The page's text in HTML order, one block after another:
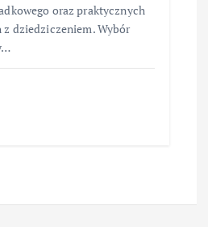
oraz praktycznych
z dziedziczeniem. Wybór